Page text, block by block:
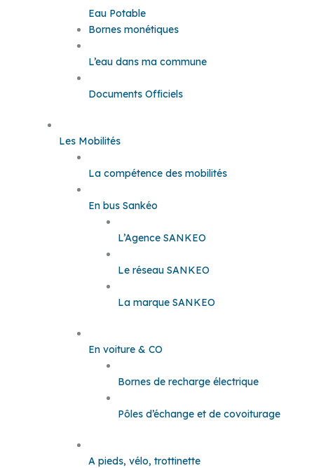
Eau Potable
Bornes monétiques
L’eau dans ma commune
Documents Officiels
Les Mobilités
La compétence des mobilités
En bus Sankéo
L’Agence SANKEO
Le réseau SANKEO
La marque SANKEO
En voiture & CO
Bornes de recharge électrique
Pôles d’échange et de covoiturage
A pieds, vélo, trottinette